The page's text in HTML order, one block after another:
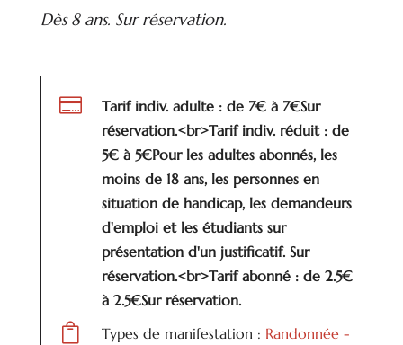
Dès 8 ans. Sur réservation.

Tarif indiv. adulte : de 7€ à 7€Sur
réservation.<br>Tarif indiv. réduit : de
5€ à 5€Pour les adultes abonnés, les
moins de 18 ans, les personnes en
situation de handicap, les demandeurs
d'emploi et les étudiants sur
présentation d'un justificatif. Sur
réservation.<br>Tarif abonné : de 2.5€
à 2.5€Sur réservation.
 Types de manifestation : Randonnée -